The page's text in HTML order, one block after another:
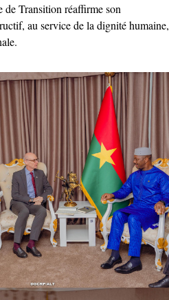
de Transition réaffirme son
au service de la dignité humaine,